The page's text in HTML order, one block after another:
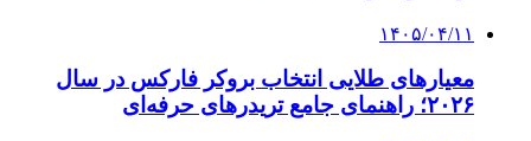
۱۴۰۵/۰۴/۱۱
معیارهای طلایی انتخاب بروکر فارکس در سال
۲۰۲۶؛ راهنمای جامع تریدرهای حرفه‌ای